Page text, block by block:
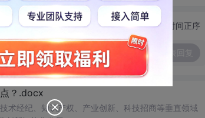
切换为时间正序
？.docx
术经纪、知识产权、产业创新、科技招商等垂直领域